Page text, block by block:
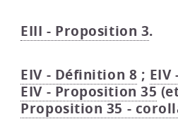
EIII - Proposition 3.
EIV - Définition 8 ;
EIV - Proposition 35
Proposition 35 -